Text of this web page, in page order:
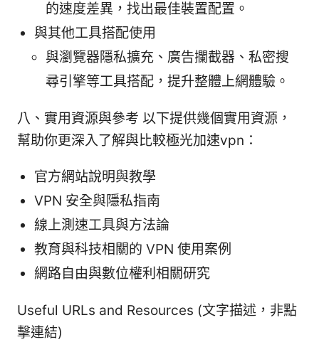
的速度差異，找出最佳裝置配置。
與其他工具搭配使用
與瀏覽器隱私擴充、廣告攔截器、私密搜
尋引擎等工具搭配，提升整體上網體驗。
八、實用資源與參考 以下提供幾個實用資源，
幫助你更深入了解與比較極光加速vpn：
官方網站說明與教學
VPN 安全與隱私指南
線上測速工具與方法論
教育與科技相關的 VPN 使用案例
網路自由與數位權利相關研究
Useful URLs and Resources (文字描述，非點
擊連結)